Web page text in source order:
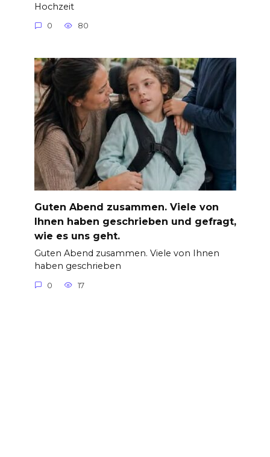
Hochzeit
0 80
Guten Abend zusammen. Viele von
Ihnen haben geschrieben und gefragt,
wie es uns geht.
Guten Abend zusammen. Viele von Ihnen
haben geschrieben
0 17